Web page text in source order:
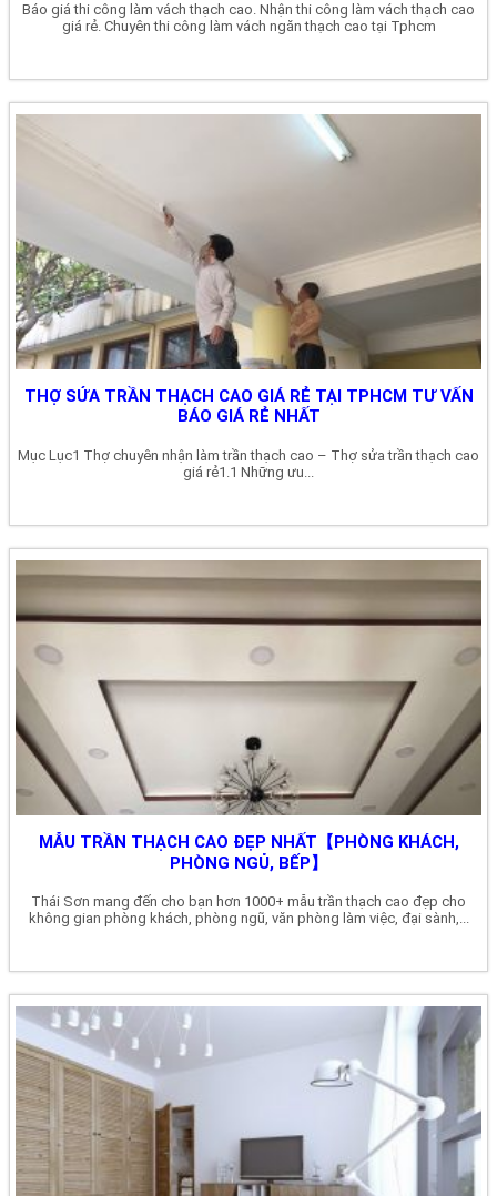
Báo giá thi công làm vách thạch cao. Nhận thi công làm vách thạch cao
giá rẻ. Chuyên thi công làm vách ngăn thạch cao tại Tphcm
THỢ SỬA TRẦN THẠCH CAO GIÁ RẺ TẠI TPHCM TƯ VẤN
BÁO GIÁ RẺ NHẤT
Mục Lục1 Thợ chuyên nhận làm trần thạch cao – Thợ sửa trần thạch cao
giá rẻ1.1 Những ưu...
MẪU TRẦN THẠCH CAO ĐẸP NHẤT【PHÒNG KHÁCH,
PHÒNG NGỦ, BẾP】
Thái Sơn mang đến cho bạn hơn 1000+ mẫu trần thạch cao đẹp cho
không gian phòng khách, phòng ngũ, văn phòng làm việc, đại sành,...